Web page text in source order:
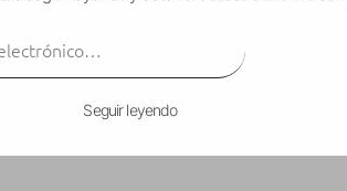
fiel compañero Tails.
Seguir leyendo